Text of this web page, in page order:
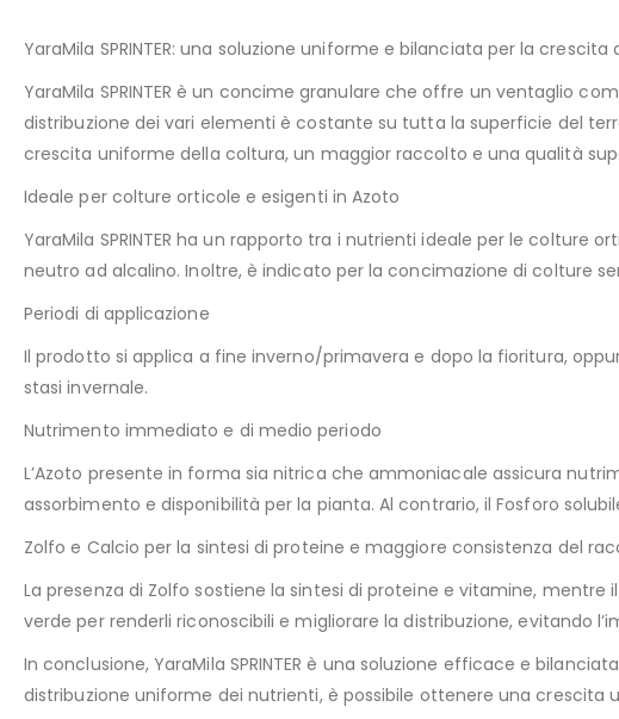
YaraMila SPRINTER: una soluzione uniforme e bilanciata per la crescita
YaraMila SPRINTER è un concime granulare che offre un ventaglio
distribuzione dei vari elementi è costante su tutta la superficie del
crescita uniforme della coltura, un maggior raccolto e una qualità
Ideale per colture orticole e esigenti in Azoto
YaraMila SPRINTER ha un rapporto tra i nutrienti ideale per le
neutro ad alcalino. Inoltre, è indicato per la concimazione di colture
Periodi di applicazione
Il prodotto si applica a fine inverno/primavera e dopo la fioritura,
stasi invernale.
Nutrimento immediato e di medio periodo
L’Azoto presente in forma sia nitrica che ammoniacale assicura
assorbimento e disponibilità per la pianta. Al contrario, il Fosforo
Zolfo e Calcio per la sintesi di proteine e maggiore consistenza del
La presenza di Zolfo sostiene la sintesi di proteine e vitamine, mentre
verde per renderli riconoscibili e migliorare la distribuzione, evitando
In conclusione, YaraMila SPRINTER è una soluzione efficace e
distribuzione uniforme dei nutrienti, è possibile ottenere una